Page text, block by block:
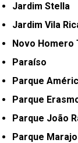
Jardim Stella
Jardim Vila
Novo Homero
Paraíso
Parque
Parque
Parque João
Parque